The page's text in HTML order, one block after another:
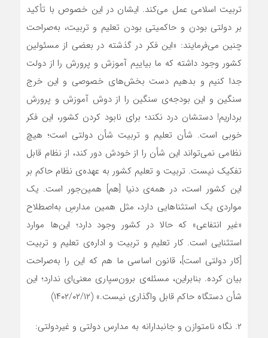
تربیت اسلامی عمل می‌کند. ایشان در این خصوص با تأکید
بر دولتی بودن و حاکمیتی بودن تعلیم و تربیت، به‌صراحت
چنین می‌فرمایند: «این فکر در گذشته در بعضی از مسئولین
کشور وجود داشته که ما بیاییم آموزش و پرورش را از دولت
جدا کنیم و بدهیم دست بخش‌های خصوصی و این خرج
سنگین و این بودجه‌ی سنگین را از دوش آموزش و پرورش
برداریم! دستشان درد نکند؛ برای نابود کردن کشور، این فکر
خوبی است. شأن تعلیم و تربیت شأن دولتی است؛ هیچ
نظامی نمی‌تواند این شأن را از خودش دور کند، از نظام قابل
تفکیک نیست. تربیت و تعلیم کشور به عهده‌ی نظام حاکم بر
این کشور است، در همه‌ی دنیا [هم] همین‌جور است. یک
مواردی یک استثناهایی دارد، مثل همین مدارسِ به‌اصطلاح
«غیر انتفاعی» که حالا در کشور وجود دارد؛ این‌ها موارد
استثنایی است. کار تعلیم و تربیت و اداره‌ی تعلیم و تربیت
[کار دولتی است]، قانون اساسی ما هم که این را به‌صراحت
بیان کرده. بنابراین، مسئله‌ی برون‌سپاری معنی‌ای ندارد؛ این
شأن دستگاه حاکم قابل واگذاری نیست.» (۱۴۰۲/۰۲/۱۲)
۲. نگاه نامتوازن و جانبدارانه به مدارس دولتی و غیردولتی: